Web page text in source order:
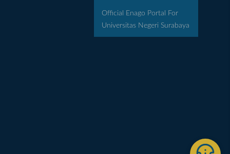
Official Enago Portal For
Universitas Negeri Surabaya